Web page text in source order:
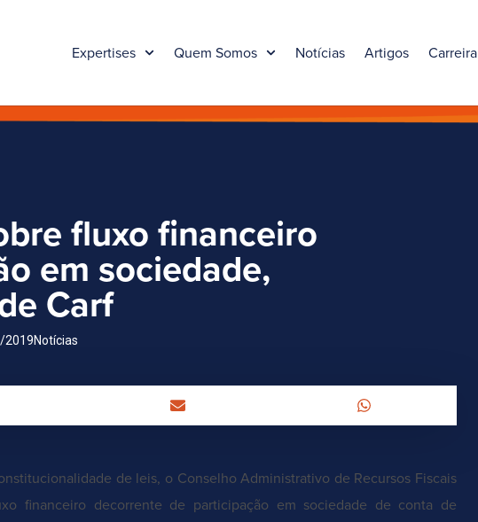
Expertises Quem Somos Notícias Artigos Carreira
fluxo financeiro
em sociedade,
Carf
2019Notícias
de leis, o Conselho Administrativo de Recursos Fiscais
financeiro decorrente de participação em sociedade de conta de